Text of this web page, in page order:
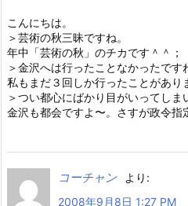
こんにちは。
＞芸術の秋三昧ですね。
年中「芸術の秋」のチカです＾＾；
＞金沢へは行ったことなかったです
私もまだ３回しか行ったことがあり
＞つい都心にばかり目がいってしま
金沢も都会ですよ〜。さすが政令指
コーチャン
より:
2008年9月8日 1:27 PM